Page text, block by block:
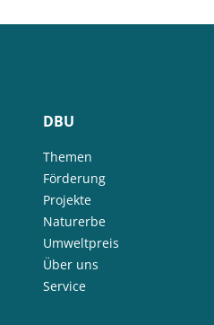
DBU
Themen
Förderung
Projekte
Naturerbe
Umweltpreis
Über uns
Service